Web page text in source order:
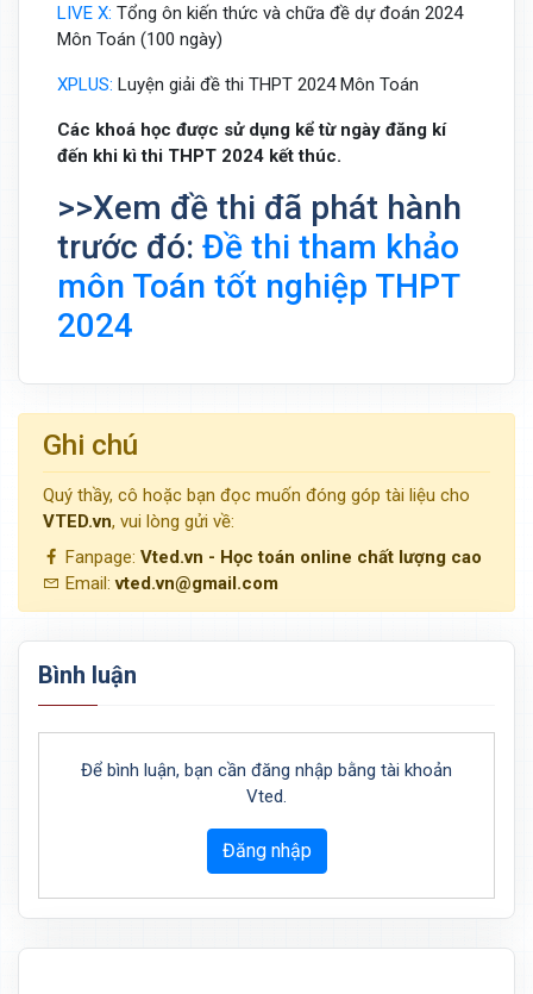
LIVE X: Tổng ôn kiến thức và chữa đề dự đoán 2024
Môn Toán (100 ngày)
XPLUS: Luyện giải đề thi THPT 2024 Môn Toán
Các khoá học được sử dụng kể từ ngày đăng kí
đến khi kì thi THPT 2024 kết thúc.
>>Xem đề thi đã phát hành
trước đó: Đề thi tham khảo
môn Toán tốt nghiệp THPT
2024
Ghi chú
Quý thầy, cô hoặc bạn đọc muốn đóng góp tài liệu cho
VTED.vn, vui lòng gửi về:
Fanpage: Vted.vn - Học toán online chất lượng cao
Email:vted.vn@gmail.com
Bình luận
Để bình luận, bạn cần đăng nhập bằng tài khoản
Vted.
Đăng nhập